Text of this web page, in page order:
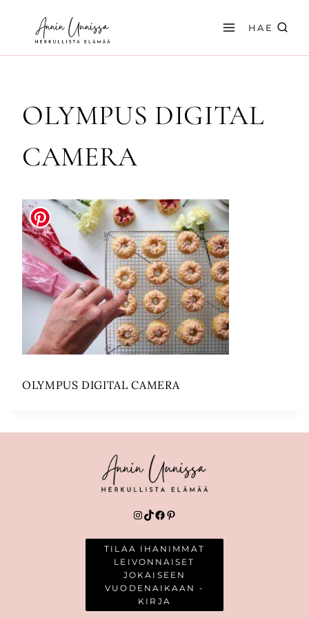
sisältöön
HAE
OLYMPUS DIGITAL
CAMERA
OLYMPUS DIGITAL CAMERA
Instagram
TikTok
Facebook
Pinterest
TILAA IHANIMMAT
LEIVONNAISET
JOKAISEEN
VUODENAIKAAN -
KIRJA